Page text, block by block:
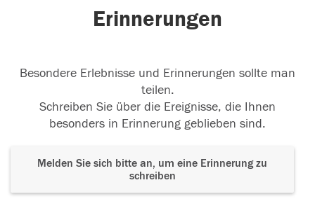
Erinnerungen
Besondere Erlebnisse und Erinnerungen sollte man
teilen.
Schreiben Sie über die Ereignisse, die Ihnen
besonders in Erinnerung geblieben sind.
Melden Sie sich bitte an, um eine Erinnerung zu
schreiben